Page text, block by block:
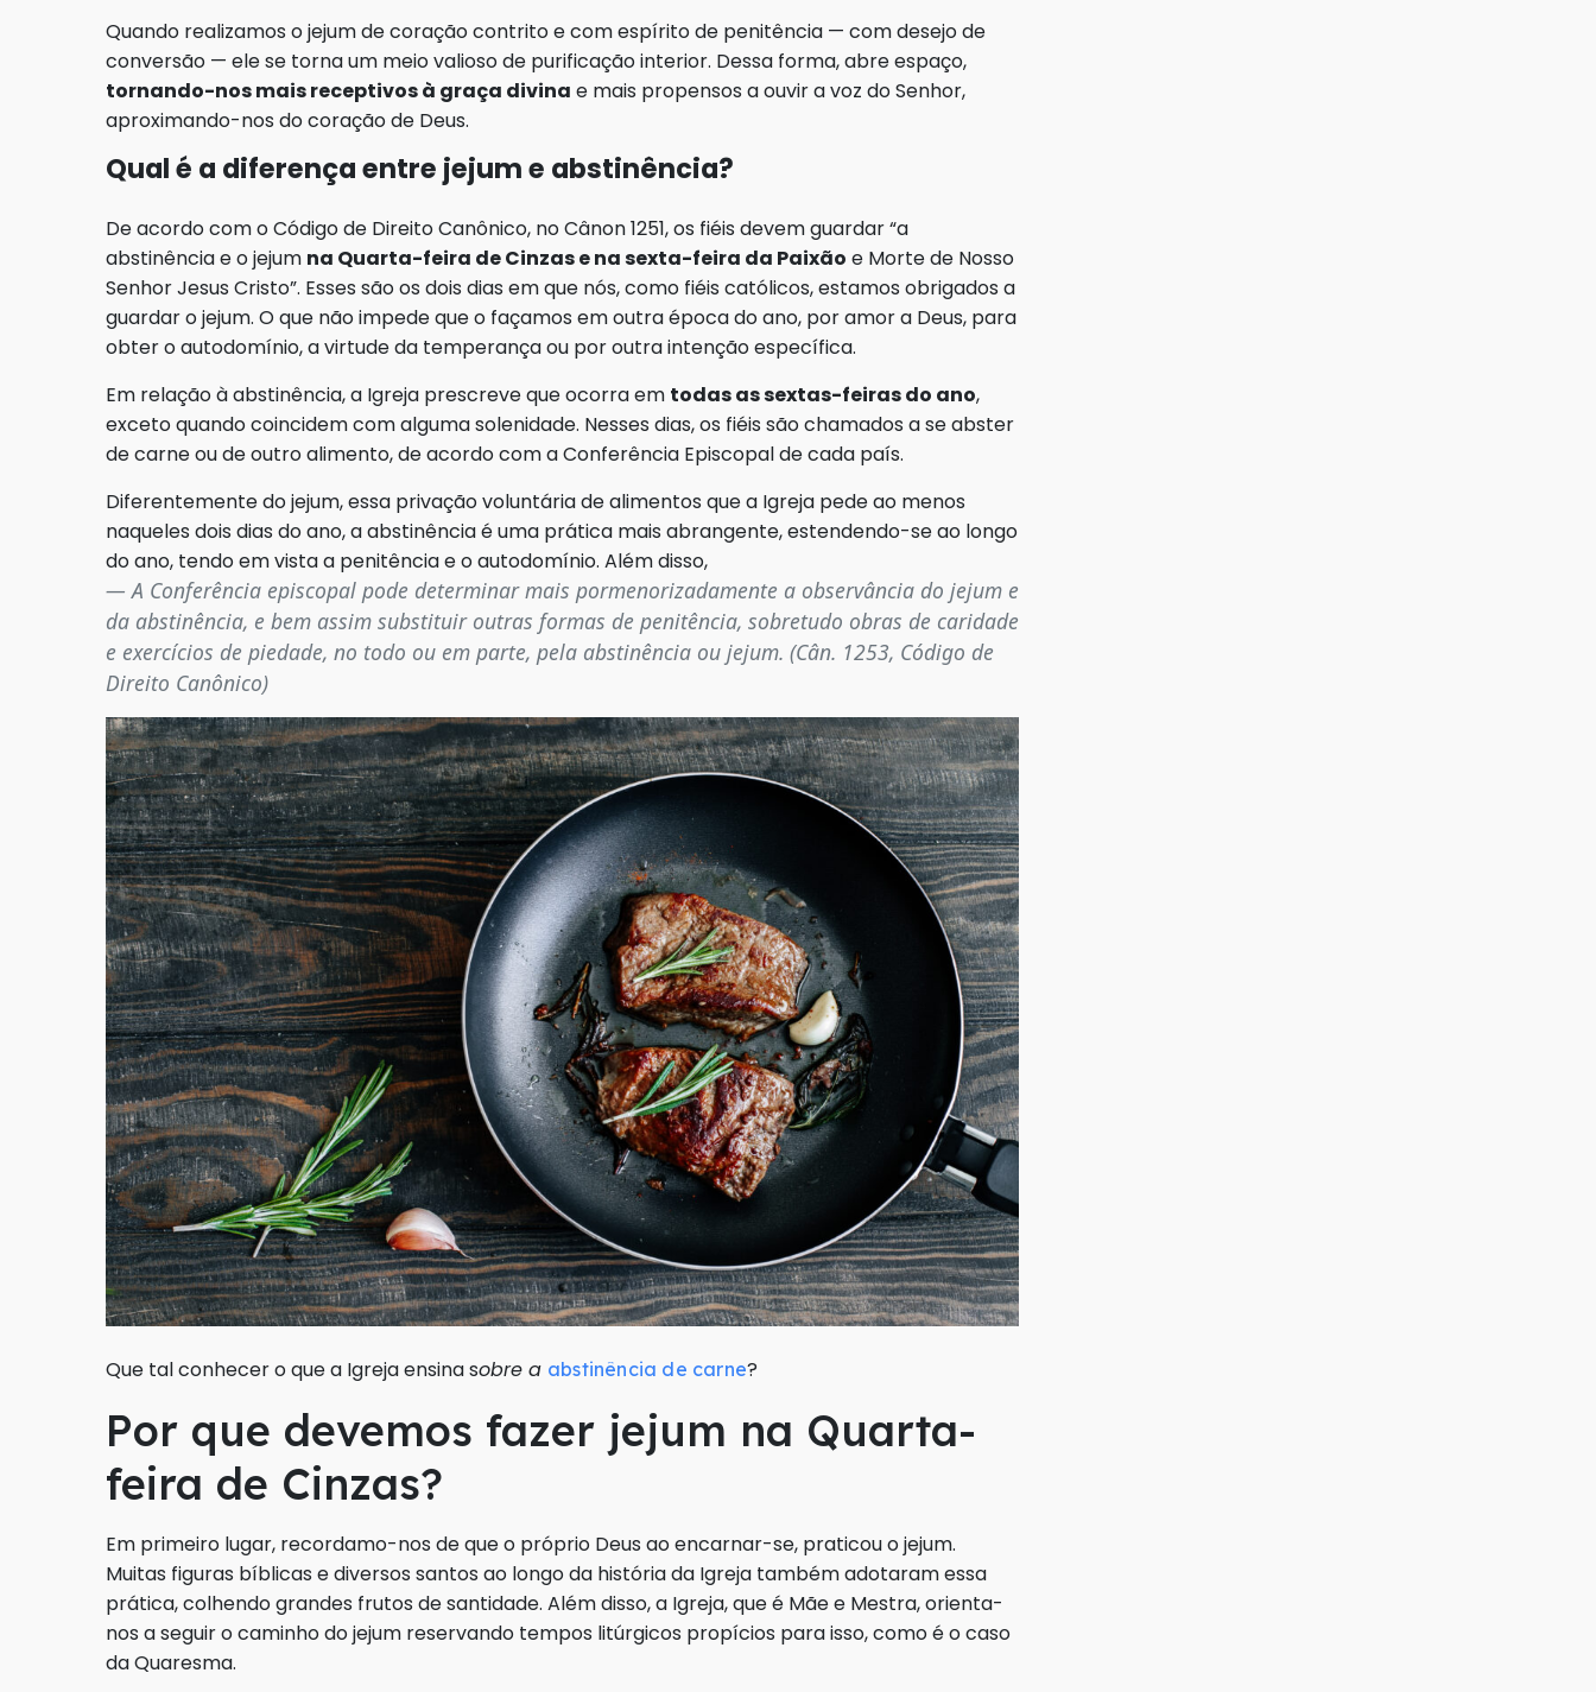
Quando realizamos o jejum de coração contrito e com espírito de penitência — com desejo de
conversão — ele se torna um meio valioso de purificação interior. Dessa forma, abre espaço,
tornando-nos mais receptivos à graça divina e mais propensos a ouvir a voz do Senhor,
aproximando-nos do coração de Deus.
Qual é a diferença entre jejum e abstinência?
De acordo com o Código de Direito Canônico, no Cânon 1251, os fiéis devem guardar “a
abstinência e o jejum na Quarta-feira de Cinzas e na sexta-feira da Paixão e Morte de Nosso
Senhor Jesus Cristo”. Esses são os dois dias em que nós, como fiéis católicos, estamos obrigados a
guardar o jejum. O que não impede que o façamos em outra época do ano, por amor a Deus, para
obter o autodomínio, a virtude da temperança ou por outra intenção específica.
Em relação à abstinência, a Igreja prescreve que ocorra em todas as sextas-feiras do ano,
exceto quando coincidem com alguma solenidade. Nesses dias, os fiéis são chamados a se abster
de carne ou de outro alimento, de acordo com a Conferência Episcopal de cada país.
Diferentemente do jejum, essa privação voluntária de alimentos que a Igreja pede ao menos
naqueles dois dias do ano, a abstinência é uma prática mais abrangente, estendendo-se ao longo
do ano, tendo em vista a penitência e o autodomínio. Além disso,
A Conferência episcopal pode determinar mais pormenorizadamente a observância do jejum e
da abstinência, e bem assim substituir outras formas de penitência, sobretudo obras de caridade
e exercícios de piedade, no todo ou em parte, pela abstinência ou jejum. (Cân. 1253, Código de
Direito Canônico)
Que tal conhecer o que a Igreja ensina sobre a abstinência de carne?
Por que devemos fazer jejum na Quarta-
feira de Cinzas?
Em primeiro lugar, recordamo-nos de que o próprio Deus ao encarnar-se, praticou o jejum.
Muitas figuras bíblicas e diversos santos ao longo da história da Igreja também adotaram essa
prática, colhendo grandes frutos de santidade. Além disso, a Igreja, que é Mãe e Mestra, orienta-
nos a seguir o caminho do jejum reservando tempos litúrgicos propícios para isso, como é o caso
da Quaresma.